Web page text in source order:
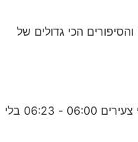
06:00 - 06:55 הרגעים והסיפורים הכי גדולים של
מלחמת הכוכבים: הרפתקאות של ג'דיי צעירים 06:00 - 06:23 בלי